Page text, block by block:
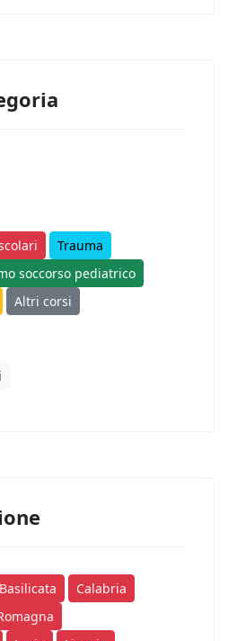
Trauma
soccorso pediatrico
Altri corsi
Basilicata
Calabria